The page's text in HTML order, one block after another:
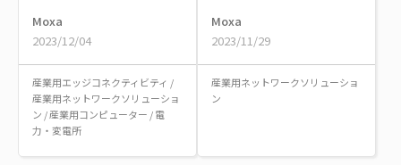
Moxa
2023/12/04
産業用エッジコネクティビティ /
産業用ネットワークソリューショ
ン /産業用コンピューター /電
力・変電所
Moxa
2023/11/29
産業用ネットワークソリューショ
ン